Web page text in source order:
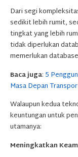
Dari segi
sedikit lebih rumit,
tingkat yang lebih
tidak diperlukan
memerlukan
Baca juga: 5
Masa Depan
Walaupun kedua
keuntungan untuk
utamanya:
Meningkatkan